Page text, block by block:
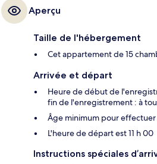
Aperçu
Taille de l'hébergement
Cet appartement de 15
Arrivée et départ
Heure de début de
fin de l'enregistrement : à
Âge minimum pour
L'heure de départ est 11 h 00
Instructions spéciales